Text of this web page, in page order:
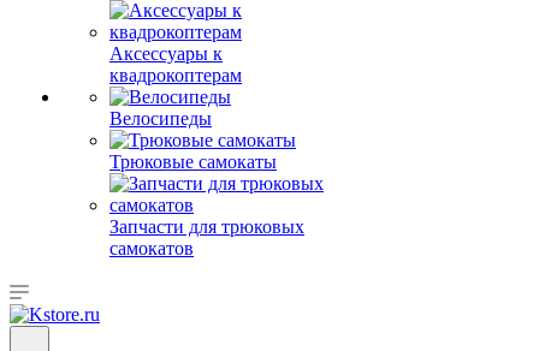
Аксессуары к
квадрокоптерам
Велосипеды
Трюковые самокаты
Запчасти для трюковых
самокатов